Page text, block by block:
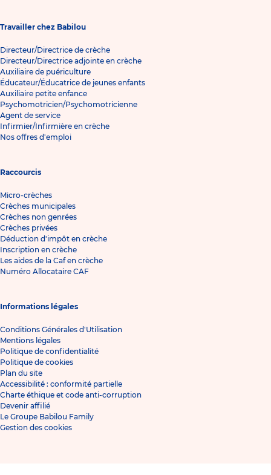
Travailler chez Babilou
Directeur/Directrice de crèche
Directeur/Directrice adjointe en crèche
Auxiliaire de puériculture
Éducateur/Éducatrice de jeunes enfants
Auxiliaire petite enfance
Psychomotricien/Psychomotricienne
Agent de service
Infirmier/Infirmière en crèche
Nos offres d'emploi
Raccourcis
Micro-crèches
Crèches municipales
Crèches non genrées
Crèches privées
Déduction d'impôt en crèche
Inscription en crèche
Les aides de la Caf en crèche
Numéro Allocataire CAF
Informations légales
Conditions Générales d'Utilisation
Mentions légales
Politique de confidentialité
Politique de cookies
Plan du site
Accessibilité : conformité partielle
Charte éthique et code anti-corruption
Devenir affilié
Le Groupe Babilou Family
Gestion des cookies